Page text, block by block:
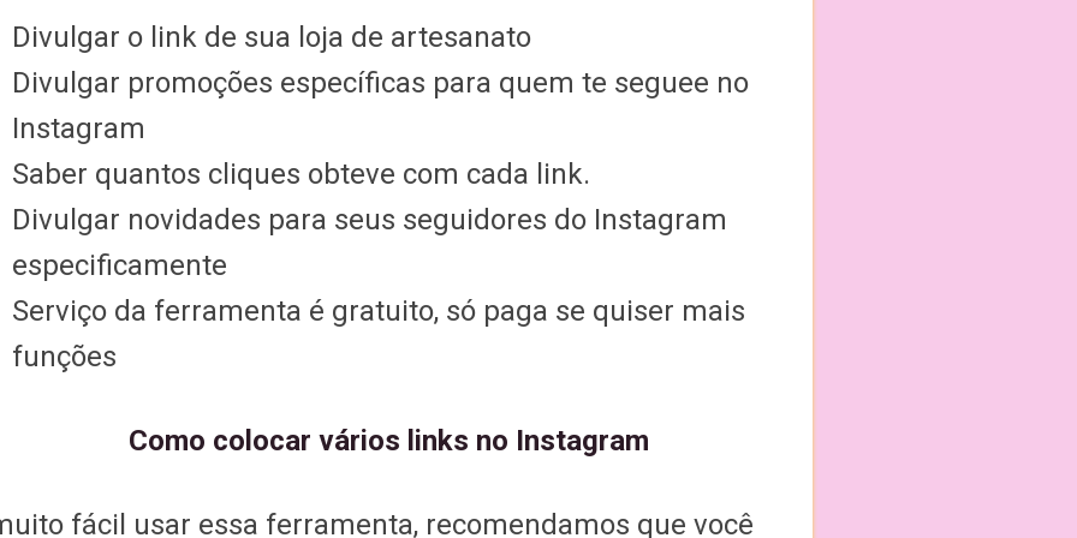
Divulgar o link de sua loja de artesanato
Divulgar promoções específicas para quem te seguee no
Instagram
Saber quantos cliques obteve com cada link.
Divulgar novidades para seus seguidores do Instagram
especificamente
Serviço da ferramenta é gratuito, só paga se quiser mais
funções
Como colocar vários links no Instagram
fácil usar essa ferramenta, recomendamos que você